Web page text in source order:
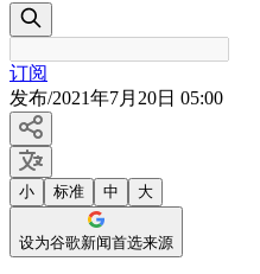
订阅
发布/2021年7月20日 05:00
小 标准 中 大
设为谷歌新闻首选来源